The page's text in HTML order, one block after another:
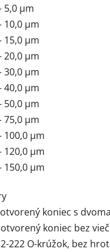
5,0 µm
10,0 µm
15,0 µm
20,0 µm
30,0 µm
40,0 µm
50,0 µm
75,0 µm
100,0 µm
120,0 µm
150,0 µm
otvorený koniec s
otvorený koniec bez
222 O-krúžok, bez